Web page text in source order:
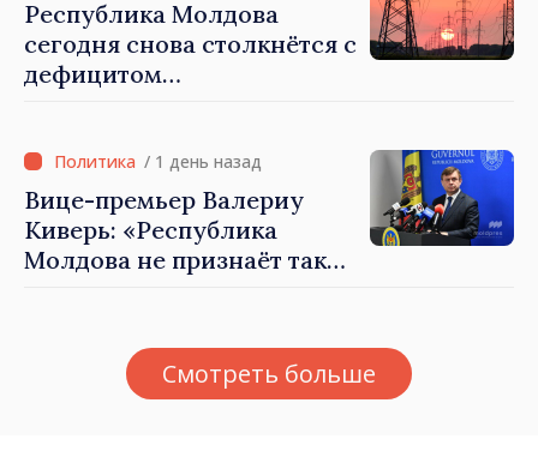
Республика Молдова
сегодня снова столкнётся с
дефицитом
/ 1 день назад
Вице-премьер Валериу
Киверь: «Республика
Молдова не признаёт так
осуществлённые
тираспольскими властями
в восточных районах»
Смотреть больше